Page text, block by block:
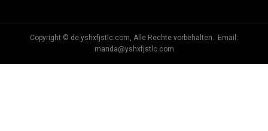
Copyright © de.yshxfjstlc.com, Alle Rechte vorbehalten. Email:
manda@yshxfjstlc.com